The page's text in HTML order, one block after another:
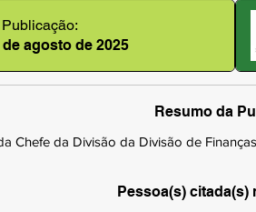
agosto de 2025
Resumo da
Chefe da Divisão da Divisão de
Pessoa(s) citada(s)